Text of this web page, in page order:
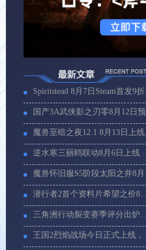
Spiritstead 8月7日Steam首发9折35元，国内玩家连Spiritstead方案
国产3A武侠影之刃零8月12日预售，海外玩影之刃零加速器攻略
魔兽至暗之夜12.1 8月13日上线，海外党回魔兽国服登录不上加速方案
逆水寒三丽鸥联动8月6日上线 海外党登录逆水寒国服延迟高解决
魔兽怀旧服S5阶段太阳之井8月6日开启，21周年抽10万现金海外党这样进国服
潜行者2首个资料片希望之价8月20日上线，潜行者2连不上卡顿丢包速解
三角洲行动裂变赛季评分出炉，海外回国玩三角洲刚枪卡顿掉线怎么办
王国2烈焰战场今日正式上线，连不上王国2服务器延迟高速解